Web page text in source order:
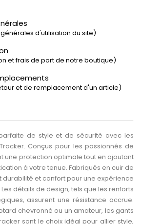
d'utilisation du site)
et frais de port de notre boutique)
et de remplacement d'un article)
de style et de sécurité avec les
Conçus pour les passionnés de
une protection optimale tout en ajoutant
à votre tenue. Fabriqués en cuir de
durabilité et confort pour une expérience
détails de design, tels que les renforts
assurent une résistance accrue.
chevronné ou un amateur, les gants
sont le choix idéal pour allier style,